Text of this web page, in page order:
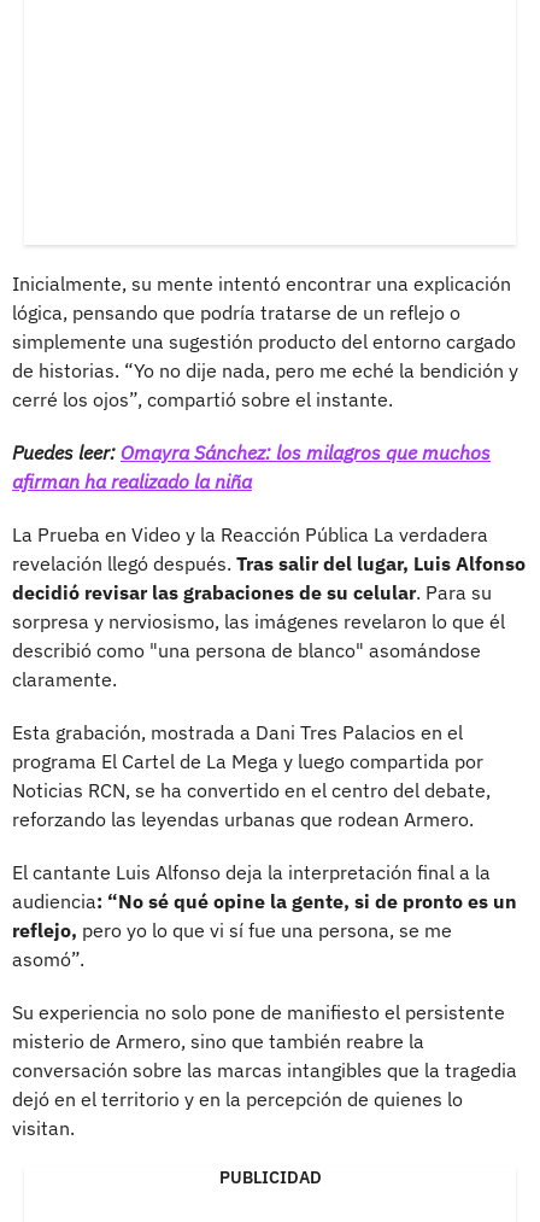
Inicialmente, su mente intentó encontrar una explicación
lógica, pensando que podría tratarse de un reflejo o
simplemente una sugestión producto del entorno cargado
de historias. “Yo no dije nada, pero me eché la bendición y
cerré los ojos”, compartió sobre el instante.
Puedes leer: Omayra Sánchez: los milagros que muchos
afirman ha realizado la niña
La Prueba en Video y la Reacción Pública La verdadera
revelación llegó después. Tras salir del lugar, Luis Alfonso
decidió revisar las grabaciones de su celular. Para su
sorpresa y nerviosismo, las imágenes revelaron lo que él
describió como "una persona de blanco" asomándose
claramente.
Esta grabación, mostrada a Dani Tres Palacios en el
programa El Cartel de La Mega y luego compartida por
Noticias RCN, se ha convertido en el centro del debate,
reforzando las leyendas urbanas que rodean Armero.
El cantante Luis Alfonso deja la interpretación final a la
audiencia: “No sé qué opine la gente, si de pronto es un
reflejo, pero yo lo que vi sí fue una persona, se me
asomó”.
Su experiencia no solo pone de manifiesto el persistente
misterio de Armero, sino que también reabre la
conversación sobre las marcas intangibles que la tragedia
dejó en el territorio y en la percepción de quienes lo
visitan.
PUBLICIDAD